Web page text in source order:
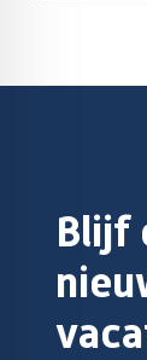
Blijf